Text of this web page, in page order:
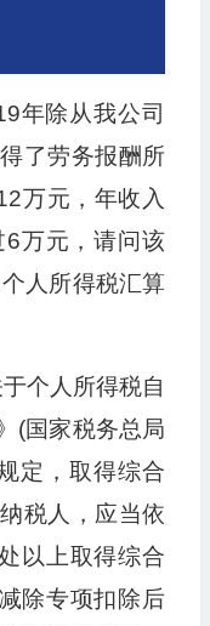
年除从我公司
了劳务报酬所
万元，年收入
万元，请问该
人所得税汇算
个人所得税自
(国家税务总局
定，取得综合
税人，应当依
以上取得综合
除专项扣除后